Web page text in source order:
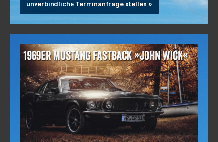
unverbindliche Terminanfrage stellen »